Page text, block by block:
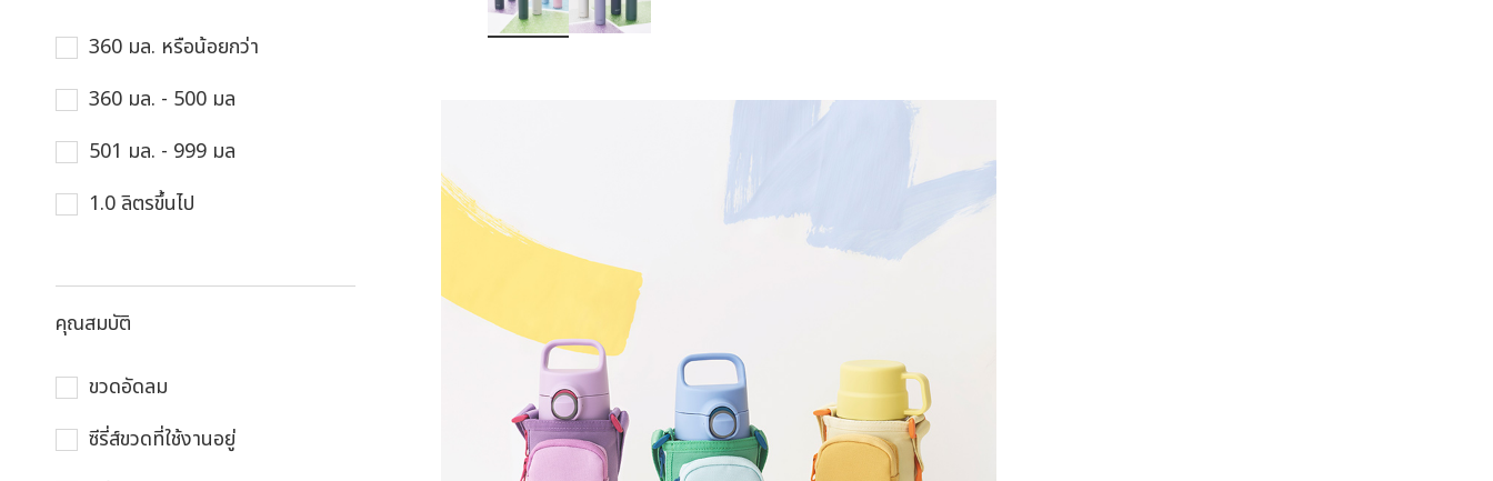
360 มล. หรือน้อยกว่า
360 มล. - 500 มล
501 มล. - 999 มล
1.0 ลิตรขึ้นไป
คุณสมบัติ
ขวดอัดลม
ซีรี่ส์ขวดที่ใช้งานอยู่